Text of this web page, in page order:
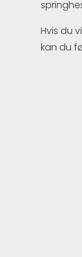
Hvis du
kan du